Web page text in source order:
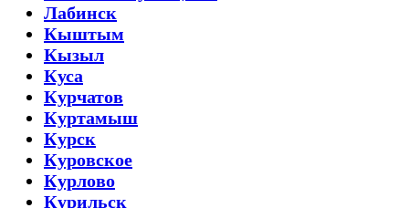
Лабинск
Кыштым
Кызыл
Куса
Курчатов
Куртамыш
Курск
Куровское
Курлово
Курильск